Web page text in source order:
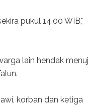
pukul 14.00 WIB,"
lain hendak
korban dan ketiga